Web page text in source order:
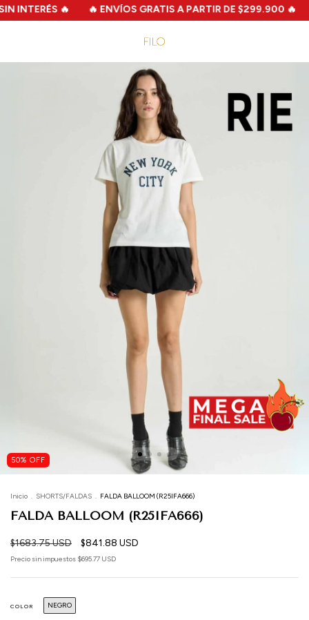
INTERÉS 🔥 🔥 ENVÍOS GRATIS A PARTIR DE $299.900 🔥
50% OFF
Inicio . SHORTS/FALDAS . FALDA BALLOOM (R25IFA666)
FALDA BALLOOM (R25IFA666)
$1683.75 USD $841.88 USD
Precio sin impuestos $695.77 USD
COLOR NEGRO